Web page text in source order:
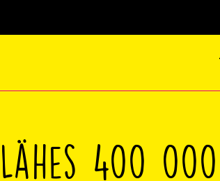
Lähes 400